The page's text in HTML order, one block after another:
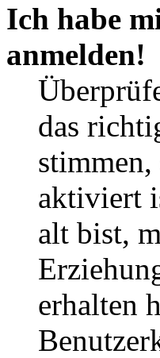
Ich habe
anmelden!
das
aktiviert
alt bist,
erhalten